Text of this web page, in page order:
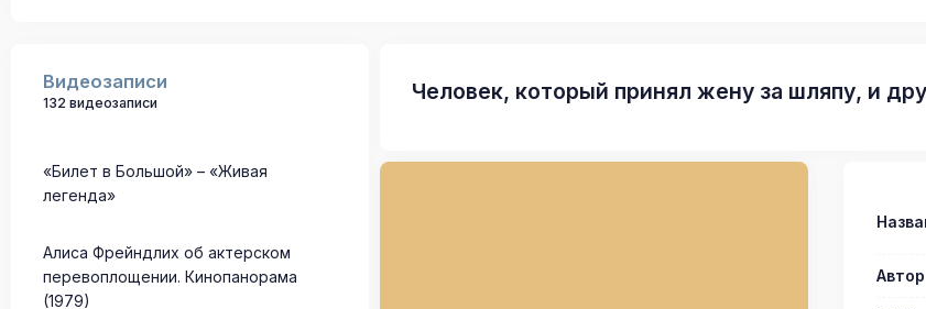
Видеозаписи
132 видеозаписи
«Билет в Большой» – «Живая
легенда»
Алиса Фрейндлих об актерском
перевоплощении. Кинопанорама
(1979)
Человек, который принял жену за шляпу, и
Автор